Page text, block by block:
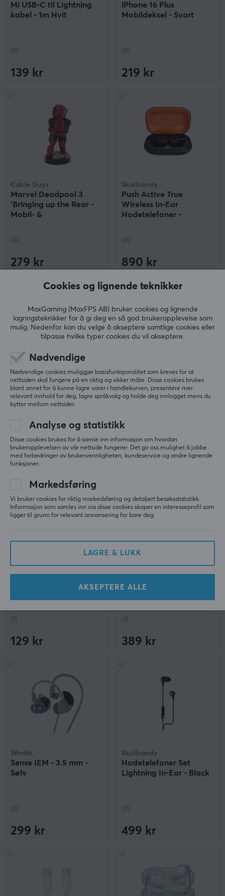
Mi USB-C til Lightning
kabel - 1m Hvit
(0)
139 kr
iPhone 16 Plus
Mobildeksel - Svart
(0)
219 kr
Cable Guys
Marvel Deadpool 3
'Bringing up the Rear -
Mobil- &
(0)
279 kr
Skullcandy
Push Active True
Wireless In-Ear
Hodetelefoner -
(0)
890 kr
Skullcandy
Aviator 900 Over-Ear
Trådløst Hodesett ANC -
True Black
3590 kr
Flydigi
Telefonholder for Apex
og Vader
(1)
99 kr
Lanberg
USB-C Kabel 3.1 Gen 2
(10GB/s) PD100W Svart -
(1)
129 kr
Xiaomi
Redmi Smart Band 2 TFT
- Svart Aktivitetsklokke
(1)
389 kr
Wraith
Sense IEM - 3.5 mm -
Sølv
(2)
299 kr
Skullcandy
Hodetelefoner Set
Lightning In-Ear - Black
(0)
499 kr
Cookies og lignende teknikker
MaxGaming (MaxFPS AB) bruker cookies og lignende
lagringsteknikker for å gi deg en så god brukeropplevelse som
mulig. Nedenfor kan du velge å akseptere samtlige cookies eller
tilpasse hvilke typer cookies du vil akseptere.
Nødvendige
Nødvendige cookies muliggjør basisfunksjonalitet som kreves for at
nettsiden skal fungere på en riktig og sikker måte. Disse cookies brukes
blant annet for å kunne lagre varer i handlekurven, presentere mer
relevant innhold for deg, lagre språkvalg og holde deg innlogget mens du
bytter mellom nettsider.
Analyse og statistikk
Disse cookies brukes for å samle inn informasjon om hvordan
brukeropplevelsen av vår nettside fungerer. Det gir oss mulighet å jobbe
med forbedringer av brukervennligheten, kundeservice og andre lignende
funksjoner.
Markedsføring
Vi bruker cookies for riktig markedsføring og detaljert besøksstatistikk.
Informasjon som samles inn via disse cookies skaper en interesseprofil som
ligger til grunn for relevant annonsering for bare deg.
LAGRE & LUKK
AKSEPTERE ALLE